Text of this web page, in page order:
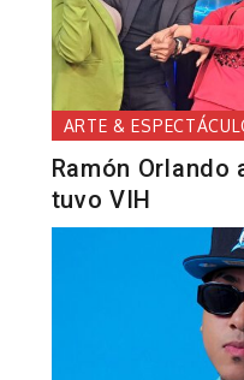
ARTE &
Ramón Orlando
tuvo VIH